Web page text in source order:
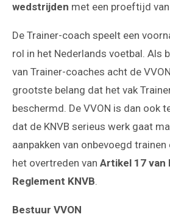
wedstrijden met een proeftijd
De Trainer-coach speelt een
rol in het Nederlands voetbal. Als
van Trainer-coaches acht de
grootste belang dat het vak
beschermd. De VVON is dan ook
dat de KNVB serieus werk gaat
aanpakken van onbevoegd
het overtreden van Artikel 17 van
Reglement KNVB.
Bestuur VVON